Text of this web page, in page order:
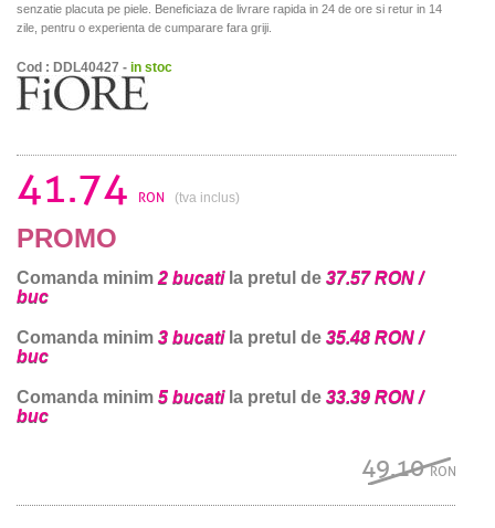
senzatie placuta pe piele. Beneficiaza de livrare rapida in 24 de ore si retur in 14
zile, pentru o experienta de cumparare fara griji.
Cod : DDL40427 - in stoc
41.74 RON (tva inclus)
PROMO
Comanda minim 2 bucatila pretul de 37.57 RON /
buc
Comanda minim 3 bucatila pretul de 35.48 RON /
buc
Comanda minim 5 bucatila pretul de 33.39 RON /
buc
49.10RON